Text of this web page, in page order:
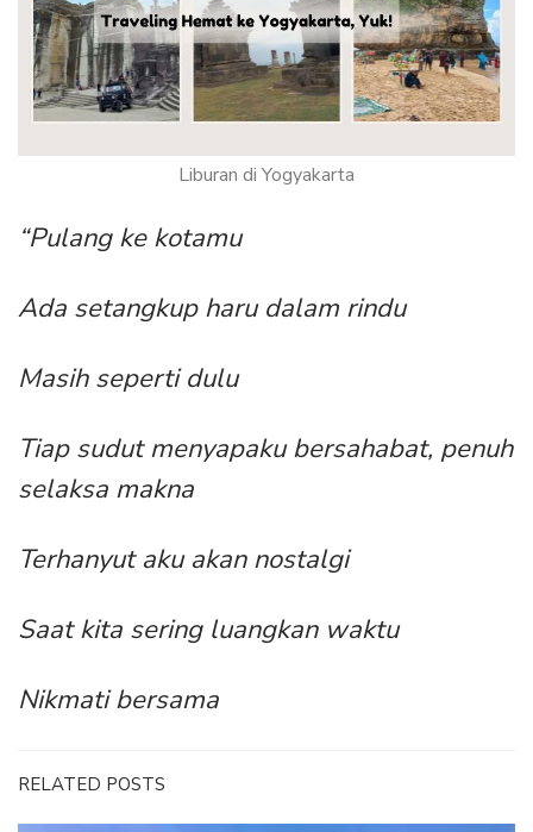
Liburan di Yogyakarta
“Pulang ke kotamu
Ada setangkup haru dalam rindu
Masih seperti dulu
Tiap sudut menyapaku bersahabat, penuh
selaksa makna
Terhanyut aku akan nostalgi
Saat kita sering luangkan waktu
Nikmati bersama
RELATED POSTS